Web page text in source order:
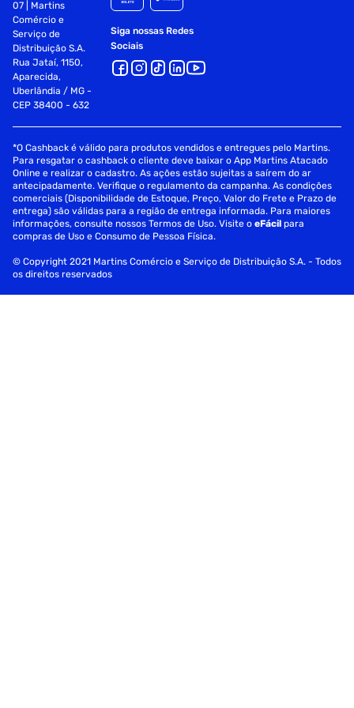
07 | Martins
Comércio e
Serviço de
Distribuição S.A.
Rua Jataí, 1150,
Aparecida,
Uberlândia / MG -
CEP 38400 - 632
Siga nossas Redes
Sociais
*O Cashback é válido para produtos vendidos e entregues pelo Martins.
Para resgatar o cashback o cliente deve baixar o App Martins Atacado
Online e realizar o cadastro. As ações estão sujeitas a saírem do ar
antecipadamente. Verifique o regulamento da campanha. As condições
comerciais (Disponibilidade de Estoque, Preço, Valor do Frete e Prazo de
entrega) são válidas para a região de entrega informada. Para maiores
informações, consulte nossos Termos de Uso. Visite oeFácil para
compras de Uso e Consumo de Pessoa Física.
© Copyright 2021 Martins Comércio e Serviço de Distribuição S.A. - Todos
os direitos reservados